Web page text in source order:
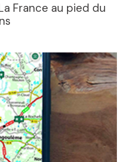
France au pied du